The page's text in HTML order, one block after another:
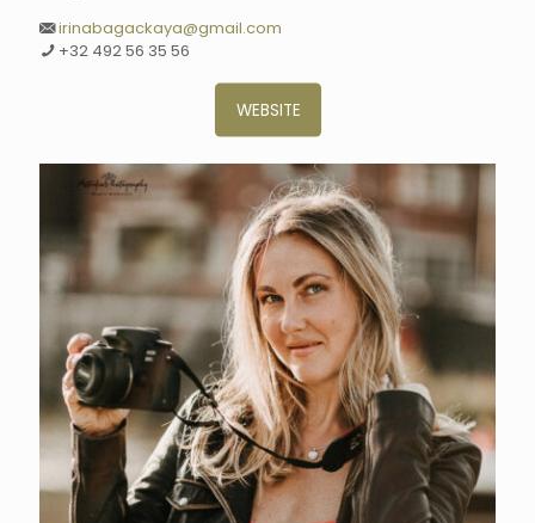
irinabagackaya@gmail.com
+32 492 56 35 56
WEBSITE